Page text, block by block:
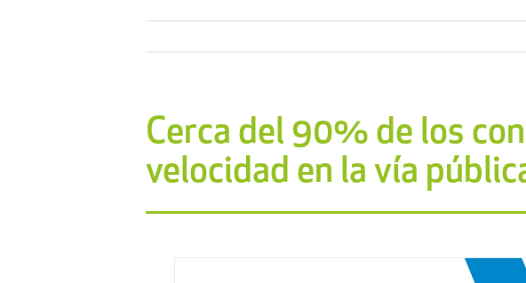
Cerca del 90% de los
velocidad en la vía